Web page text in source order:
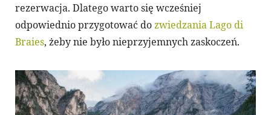
rezerwacja. Dlatego warto się wcześniej
odpowiednio przygotować dozwiedzania Lago di
Braies, żeby nie było nieprzyjemnych zaskoczeń.